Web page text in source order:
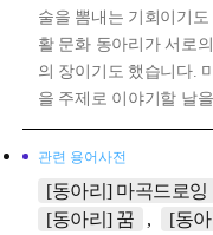
술을 뽐내는 기회이기
활 문화 동아리가 서로
의 장이기도 했습니다.
을 주제로 이야기할 날
관련 용어사전
[동아리] 마곡드로잉
[동아리] 꿈
[동아